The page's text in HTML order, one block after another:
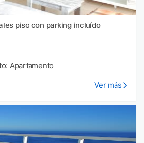
piso con parking incluído
Apartamento
Ver más